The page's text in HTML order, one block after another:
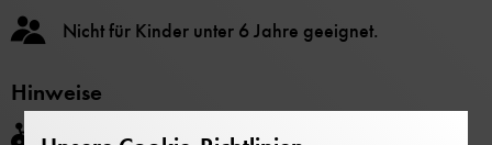
Nicht für Kinder unter 6 Jahre geeignet.
Hinweise
Barrierefrei